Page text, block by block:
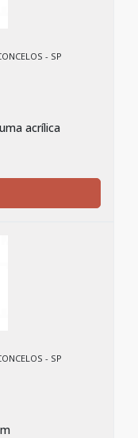
- SP
acrílica
- SP